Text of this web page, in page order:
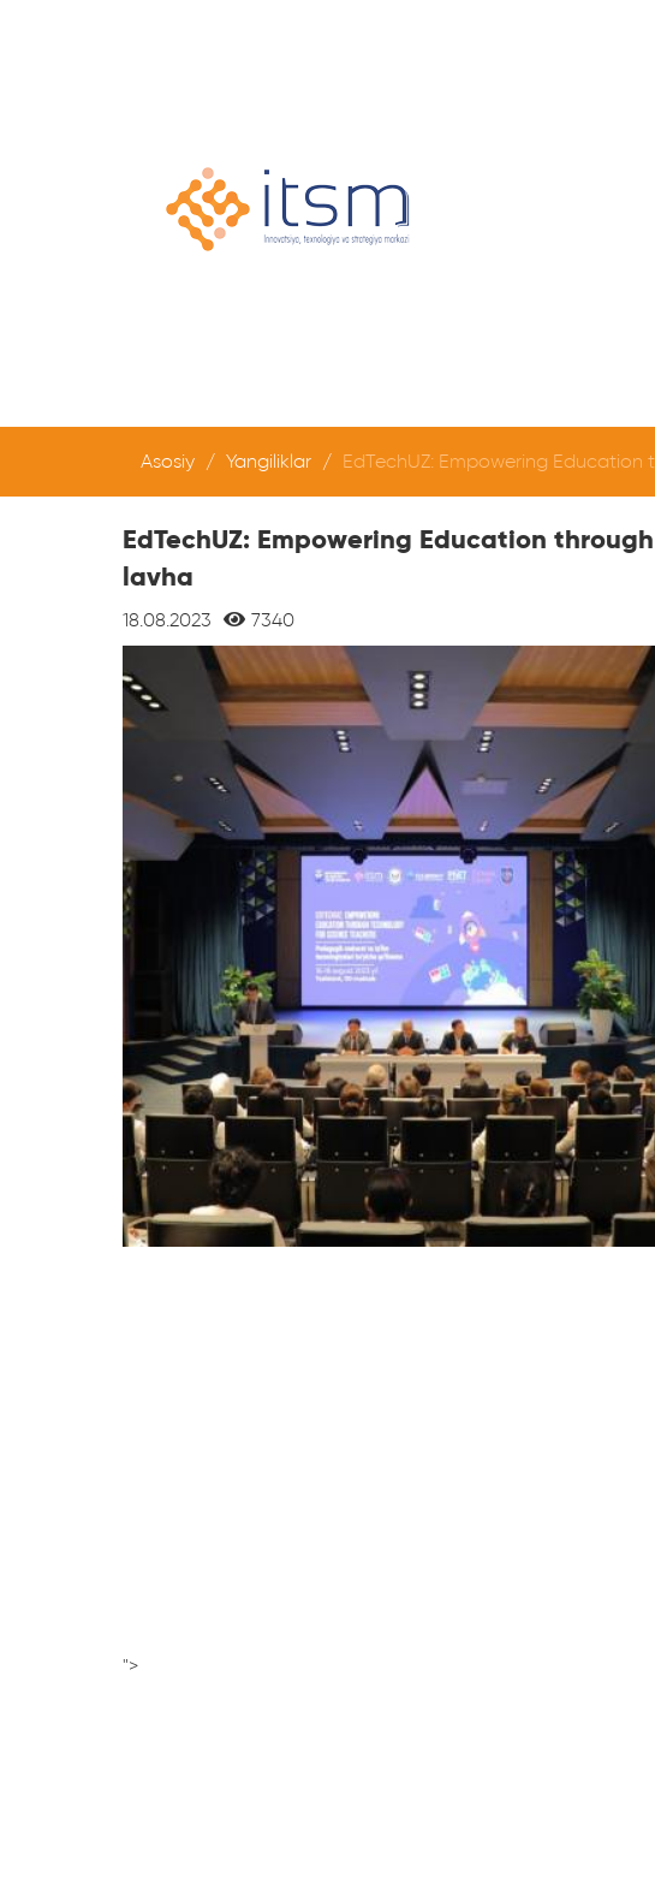
Asosiy Yangiliklar EdTechUZ: Empowering
EdTechUZ: Empowering Education
lavha
18.08.2023 7340
">